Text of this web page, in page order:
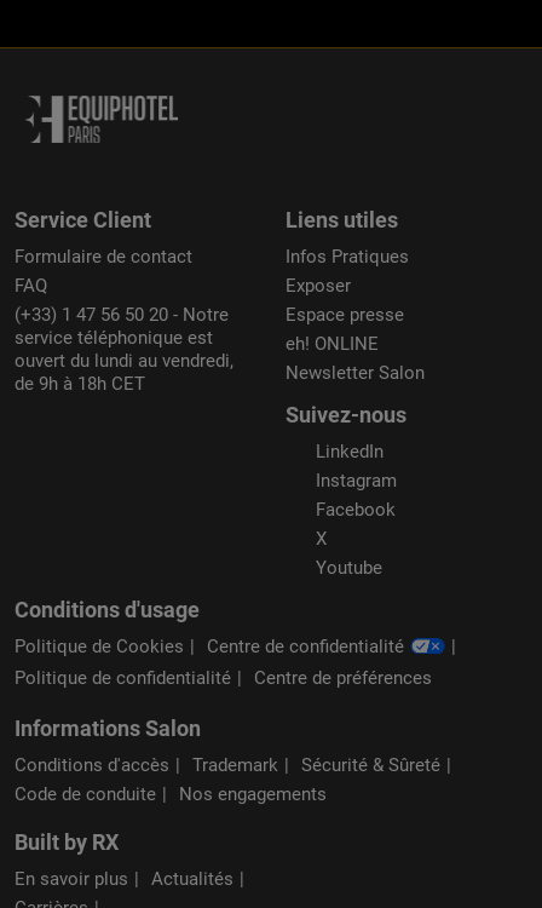
Service Client
Formulaire de contact
FAQ
(+33) 1 47 56 50 20 - Notre
service téléphonique est
ouvert du lundi au vendredi,
de 9h à 18h CET
Liens utiles
Infos Pratiques
Exposer
Espace presse
eh! ONLINE
Newsletter Salon
Suivez-nous
LinkedIn
Instagram
Facebook
X
Youtube
Conditions d'usage
Politique de Cookies
Centre de confidentialité
Politique de confidentialité
Centre de préférences
Informations Salon
Conditions d'accès Trademark
Sécurité & Sûreté
Code de conduite
Nos engagements
Built by RX
En savoir plus
Actualités